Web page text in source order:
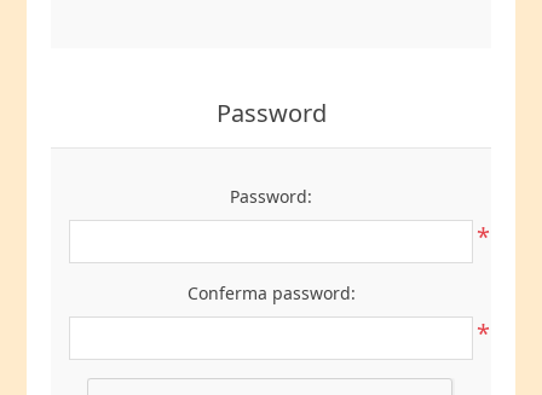
Password
Password:
*
Conferma password:
*